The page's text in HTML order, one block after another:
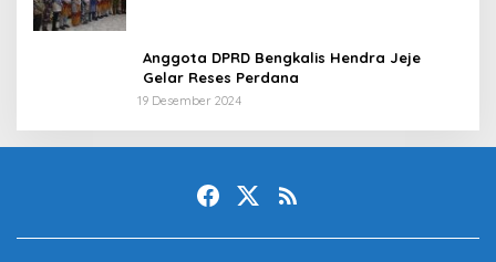
Anggota DPRD Bengkalis Hendra Jeje
Gelar Reses Perdana
19 Desember 2024